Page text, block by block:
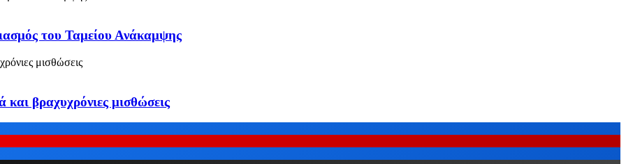
του Ταμείου Ανάκαμψης
και βραχυχρόνιες μισθώσεις